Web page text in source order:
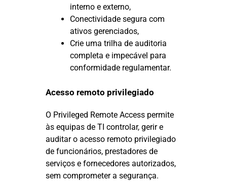
interno e externo,
Conectividade segura com
ativos gerenciados,
Crie uma trilha de auditoria
completa e impecável para
conformidade regulamentar.
Acesso remoto privilegiado
O Privileged Remote Access permite
às equipas de TI controlar, gerir e
auditar o acesso remoto privilegiado
de funcionários, prestadores de
serviços e fornecedores autorizados,
sem comprometer a segurança.